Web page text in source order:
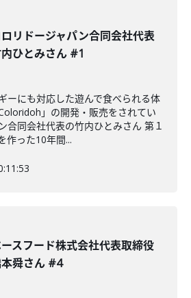
ロリドージャパン合同会社代表
ひとみさん #1
ーにも対応した遊んで食べられる体
」の開発・販売をされてい
合同会社代表の竹内ひとみさん 第１
作った10年間...
スフード株式会社代表取締役
舜さん #4